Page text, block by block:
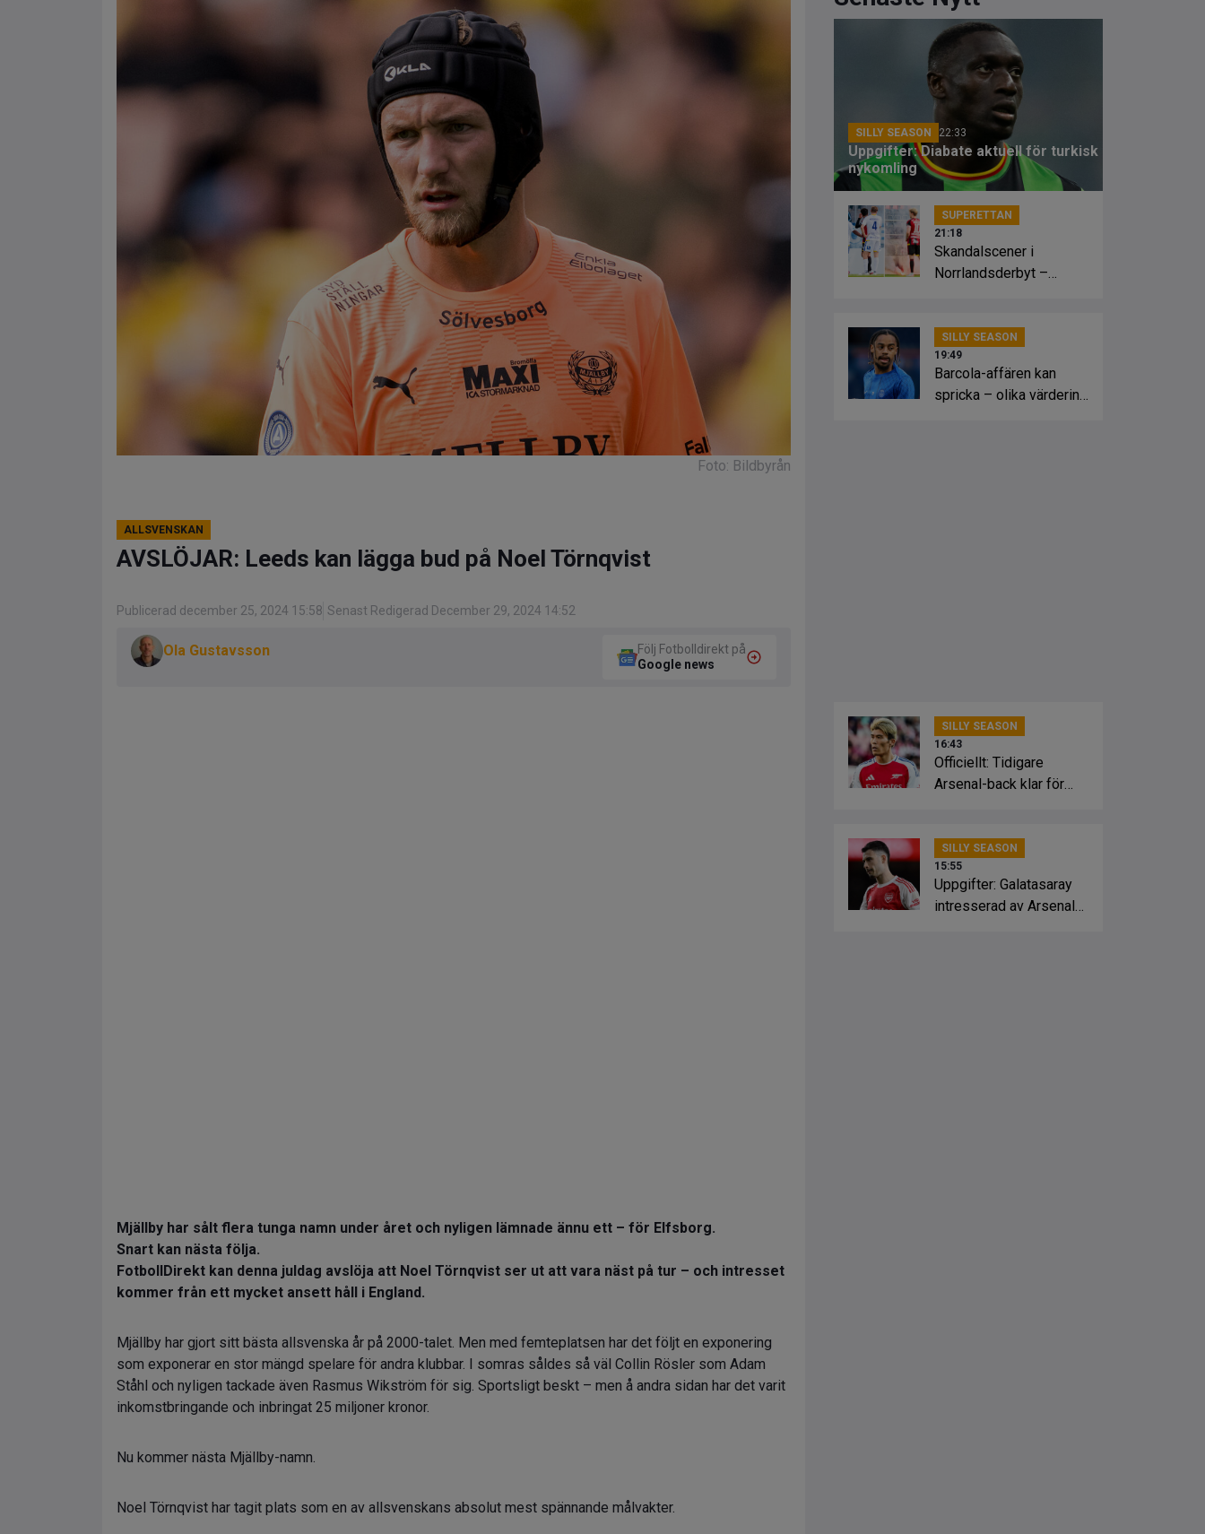
Foto: Bildbyrån
ALLSVENSKAN
AVSLÖJAR: Leeds kan lägga bud på Noel Törnqvist
Publicerad december 25, 2024 15:58 Senast Redigerad December 29, 2024 14:52
Ola Gustavsson
Följ Fotbolldirekt på
Google news
Mjällby har sålt flera tunga namn under året och nyligen lämnade ännu ett – för Elfsborg.
Snart kan nästa följa.
FotbollDirekt kan denna juldag avslöja att Noel Törnqvist ser ut att vara näst på tur – och intresset
kommer från ett mycket ansett håll i England.
Mjällby har gjort sitt bästa allsvenska år på 2000-talet. Men med femteplatsen har det följt en exponering
som exponerar en stor mängd spelare för andra klubbar. I somras såldes så väl Collin Rösler som Adam
Ståhl och nyligen tackade även Rasmus Wikström för sig. Sportsligt beskt – men å andra sidan har det varit
inkomstbringande och inbringat 25 miljoner kronor.
Nu kommer nästa Mjällby-namn.
Noel Törnqvist har tagit plats som en av allsvenskans absolut mest spännande målvakter.
SILLY SEASON 22:33
Uppgifter: Diabate aktuell för turkisk
nykomling
SUPERETTAN
21:18
Skandalscener i
Norrlandsderbyt –
SILLY SEASON
19:49
Barcola-affären kan
spricka – olika värdering
SILLY SEASON
16:43
Officiellt: Tidigare
Arsenal-back klar för
SILLY SEASON
15:55
Uppgifter: Galatasaray
intresserad av Arsenal-